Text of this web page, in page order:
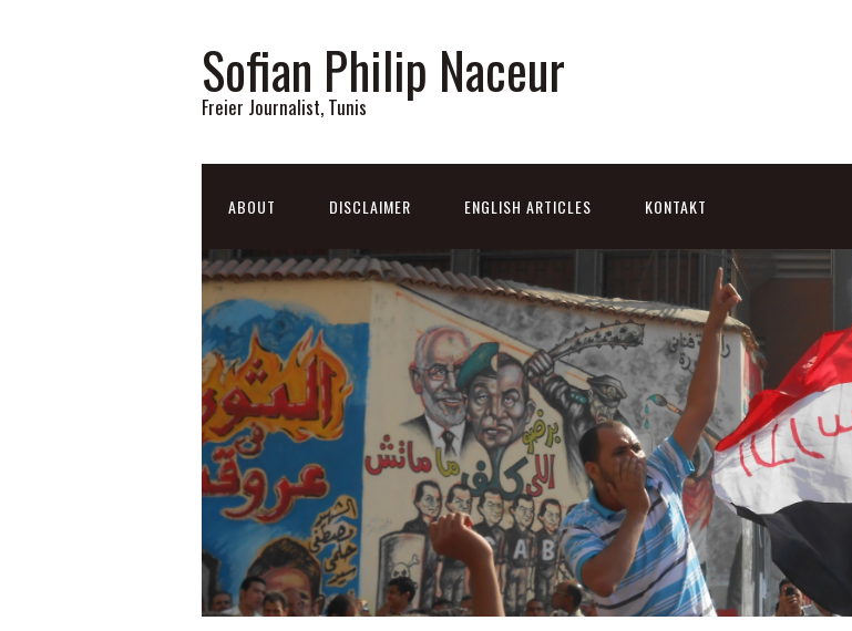
Sofian Philip Naceur
Freier Journalist, Tunis
ABOUT DISCLAIMER ENGLISH ARTICLES KONTAKT